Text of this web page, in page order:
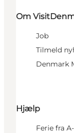
Om
Job
Tilmeld
Denmark
Hjælp
Ferie fra